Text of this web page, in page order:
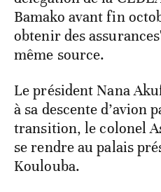
Bamako avant fin
obtenir des
même source.
Le président Nana
à sa descente d’avion
transition, le colonel
se rendre au palais
Koulouba.